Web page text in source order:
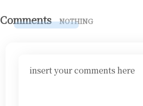
Comments NOTHING
insert your comments here